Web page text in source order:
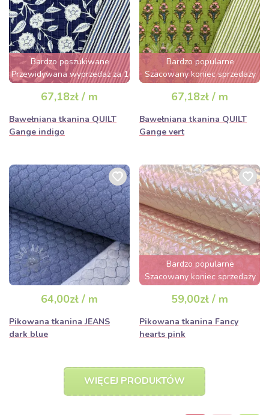
Bardzo poszukiwane
Przewidywana wyprzedaż za 1
dzień
67,18zł / m
Bawełniana tkanina QUILT
Gange indigo
Bardzo popularne
Szacowany koniec sprzedaży
za 2 dni
67,18zł / m
Bawełniana tkanina QUILT
Gange vert
64,00zł / m
Pikowana tkanina JEANS
dark blue
Bardzo popularne
Szacowany koniec sprzedaży
za 3 dni
59,00zł / m
Pikowana tkanina Fancy
hearts pink
WIĘCEJ PRODUKTÓW